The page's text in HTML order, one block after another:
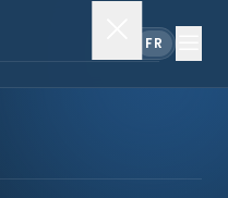
FR